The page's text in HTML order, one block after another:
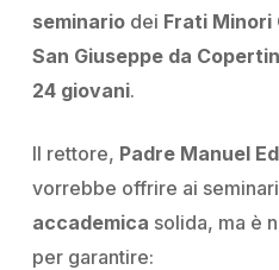
seminario dei Frati Minori
San Giuseppe da
24 giovani.
Il rettore, Padre Manuel
vorrebbe offrire ai
accademica solida, ma è
per garantire: